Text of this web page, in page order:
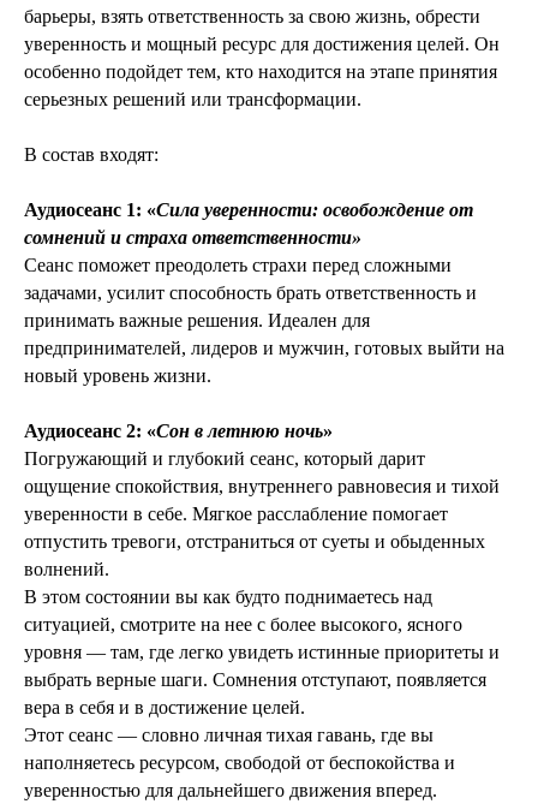
барьеры, взять ответственность за свою жизнь, обрести
уверенность и мощный ресурс для достижения целей. Он
особенно подойдет тем, кто находится на этапе принятия
серьезных решений или трансформации.
В состав входят:
Аудиосеанс 1: «Сила уверенности: освобождение от
сомнений и страха ответственности»
Сеанс поможет преодолеть страхи перед сложными
задачами, усилит способность брать ответственность и
принимать важные решения. Идеален для
предпринимателей, лидеров и мужчин, готовых выйти на
новый уровень жизни.
Аудиосеанс 2: «Сон в летнюю ночь»
Погружающий и глубокий сеанс, который дарит
ощущение спокойствия, внутреннего равновесия и тихой
уверенности в себе. Мягкое расслабление помогает
отпустить тревоги, отстраниться от суеты и обыденных
волнений.
В этом состоянии вы как будто поднимаетесь над
ситуацией, смотрите на нее с более высокого, ясного
уровня — там, где легко увидеть истинные приоритеты и
выбрать верные шаги. Сомнения отступают, появляется
вера в себя и в достижение целей.
Этот сеанс — словно личная тихая гавань, где вы
наполняетесь ресурсом, свободой от беспокойства и
уверенностью для дальнейшего движения вперед.